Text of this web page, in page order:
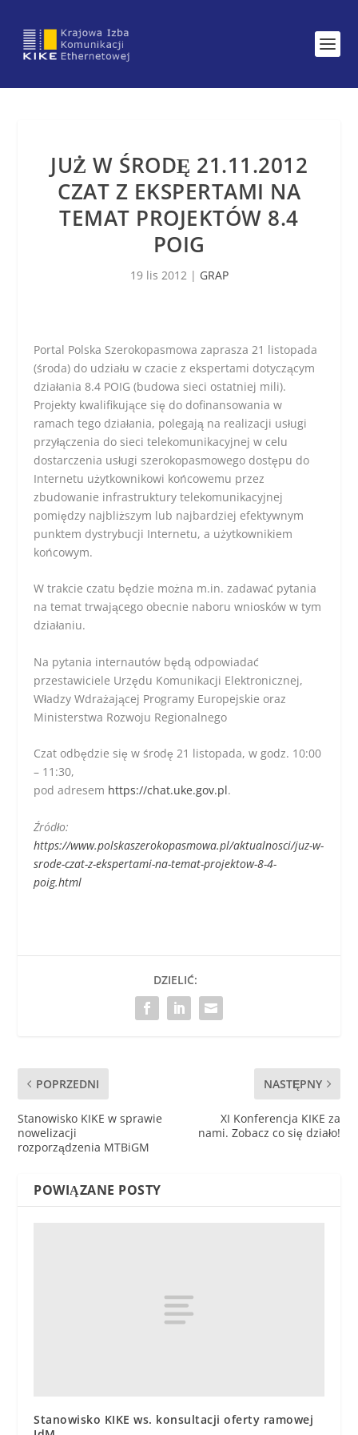
JUŻ W ŚRODĘ 21.11.2012
CZAT Z EKSPERTAMI NA
TEMAT PROJEKTÓW 8.4
POIG
19 lis 2012| GRAP
Portal Polska Szerokopasmowa zaprasza 21 listopada
(środa) do udziału w czacie z ekspertami dotyczącym
działania 8.4 POIG (budowa sieci ostatniej mili).
Projekty kwalifikujące się do dofinansowania w
ramach tego działania, polegają na realizacji usługi
przyłączenia do sieci telekomunikacyjnej w celu
dostarczenia usługi szerokopasmowego dostępu do
Internetu użytkownikowi końcowemu przez
zbudowanie infrastruktury telekomunikacyjnej
pomiędzy najbliższym lub najbardziej efektywnym
punktem dystrybucji Internetu, a użytkownikiem
końcowym.
W trakcie czatu będzie można m.in. zadawać pytania
na temat trwającego obecnie naboru wniosków w tym
działaniu.
Na pytania internautów będą odpowiadać
przestawiciele Urzędu Komunikacji Elektronicznej,
Władzy Wdrażającej Programy Europejskie oraz
Ministerstwa Rozwoju Regionalnego
Czat odbędzie się w środę 21 listopada, w godz. 10:00
– 11:30,
pod adresem https://chat.uke.gov.pl.
Źródło:
https://www.polskaszerokopasmowa.pl/aktualnosci/juz-w-
srode-czat-z-ekspertami-na-temat-projektow-8-4-
poig.html
DZIELIĆ:
POPRZEDNI
Stanowisko KIKE w sprawie
nowelizacji
rozporządzenia MTBiGM
NASTĘPNY
XI Konferencja KIKE za
nami. Zobacz co się działo!
POWIĄZANE POSTY
Stanowisko KIKE ws. konsultacji oferty ramowej